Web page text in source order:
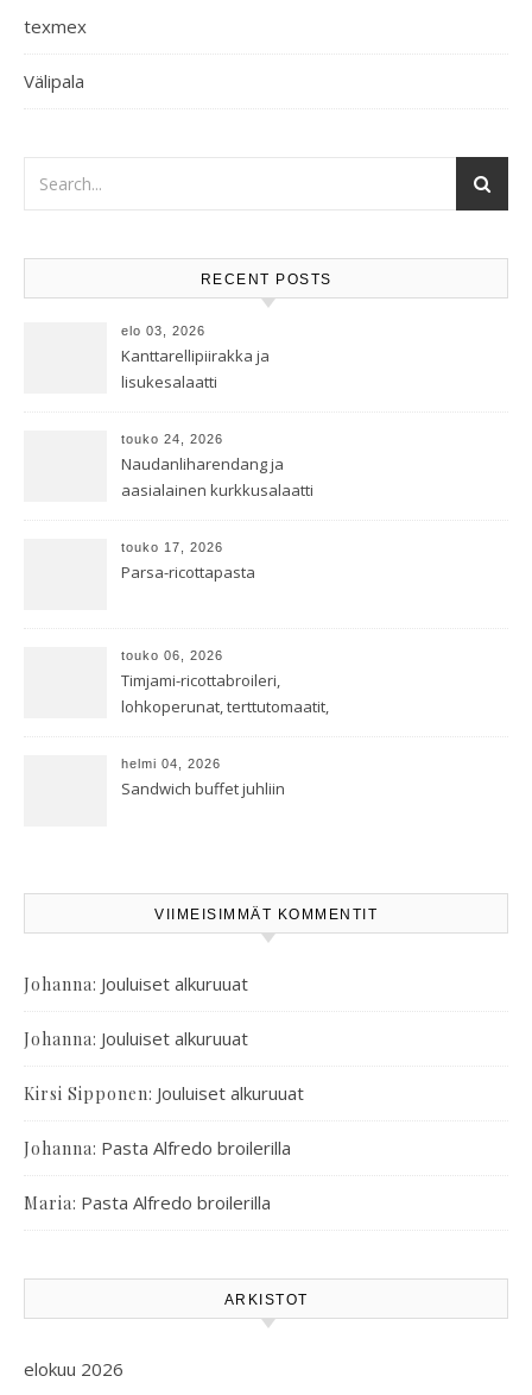
texmex
Välipala
RECENT POSTS
elo 03, 2026
Kanttarellipiirakka ja
lisukesalaatti
touko 24, 2026
Naudanliharendang ja
aasialainen kurkkusalaatti
touko 17, 2026
Parsa-ricottapasta
touko 06, 2026
Timjami-ricottabroileri,
lohkoperunat, terttutomaatit,
salaatti
helmi 04, 2026
Sandwich buffet juhliin
VIIMEISIMMÄT KOMMENTIT
Johanna: Jouluiset alkuruuat
Johanna: Jouluiset alkuruuat
Kirsi Sipponen: Jouluiset alkuruuat
Johanna: Pasta Alfredo broilerilla
Maria: Pasta Alfredo broilerilla
ARKISTOT
elokuu 2026